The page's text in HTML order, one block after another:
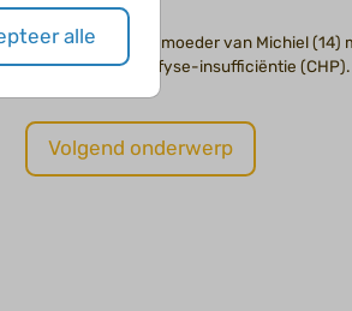
Danielle (44) is de moeder van Michiel (14)
congenitale hypofyse-insufficiëntie (CHP).
Volgend onderwerp
alle